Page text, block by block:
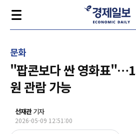
문화
"팝콘보다 싼 영화표
원 관람 가능
선재관기자
2026-05-09 12:51:00